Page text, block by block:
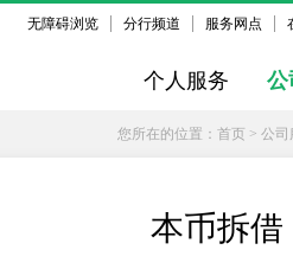
无障碍浏览 分行频道 服务网点
个人服务 公
您所在的位置： 首页 > 公司
本币拆借